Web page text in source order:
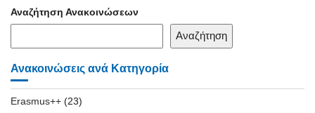
Αναζήτηση Ανακοινώσεων
Αναζήτηση
Ανακοινώσεις ανά Κατηγορία
Erasmus++ (23)